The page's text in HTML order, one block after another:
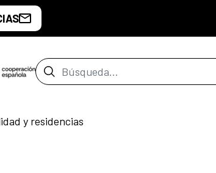
Barra de búsqueda
y residencias